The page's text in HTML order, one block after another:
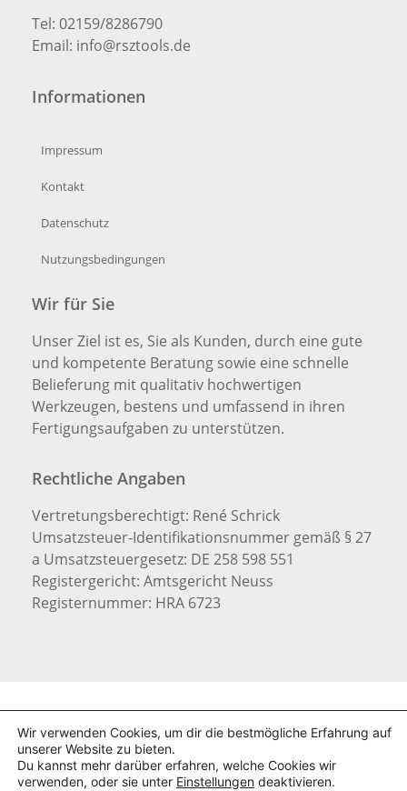
Tel: 02159/8286790
Email: info@rsztools.de
Informationen
Impressum
Kontakt
Datenschutz
Nutzungsbedingungen
Wir für Sie
Unser Ziel ist es, Sie als Kunden, durch eine gute
und kompetente Beratung sowie eine schnelle
Belieferung mit qualitativ hochwertigen
Werkzeugen, bestens und umfassend in ihren
Fertigungsaufgaben zu unterstützen.
Rechtliche Angaben
Vertretungsberechtigt: René Schrick
Umsatzsteuer-Identifikationsnummer gemäß § 27
a Umsatzsteuergesetz: DE 258 598 551
Registergericht: Amtsgericht Neuss
Registernummer: HRA 6723
Copyright 2026 © RS Zerspanungstechnik e.K.
Wir verwenden Cookies, um dir die bestmögliche Erfahrung auf
unserer Website zu bieten.
Du kannst mehr darüber erfahren, welche Cookies wir
verwenden, oder sie unter Einstellungen deaktivieren.